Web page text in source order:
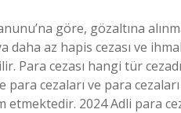
göre, gözaltına
daha az hapis cezası ve
Para cezası hangi tür
cezaları ve para
2024 Adli para